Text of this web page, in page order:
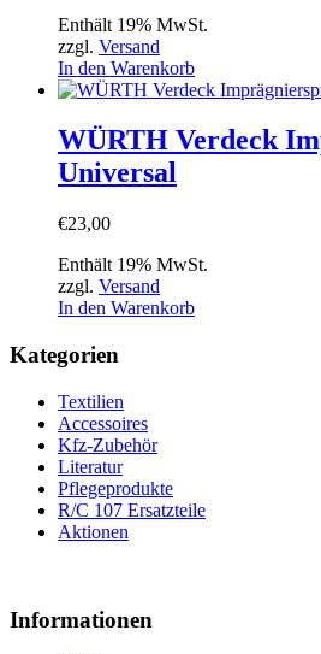
Enthält 19% MwSt.
zzgl. Versand
In den Warenkorb
WÜRTH Verdeck
Universal
€23,00
Enthält 19% MwSt.
zzgl. Versand
In den Warenkorb
Kategorien
Textilien
Accessoires
Kfz-Zubehör
Literatur
Pflegeprodukte
R/C 107 Ersatzteile
Aktionen
Informationen